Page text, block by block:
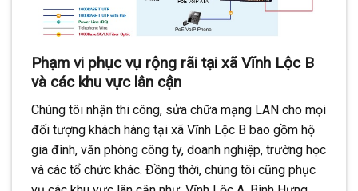
Phạm vi phục vụ rộng rãi tại xã Vĩnh Lộc B
và các khu vực lân cận
Chúng tôi nhận thi công, sửa chữa mạng LAN cho mọi
đối tượng khách hàng tại xã Vĩnh Lộc B bao gồm hộ
gia đình, văn phòng công ty, doanh nghiệp, trường học
và các tổ chức khác. Đồng thời, chúng tôi cũng phục